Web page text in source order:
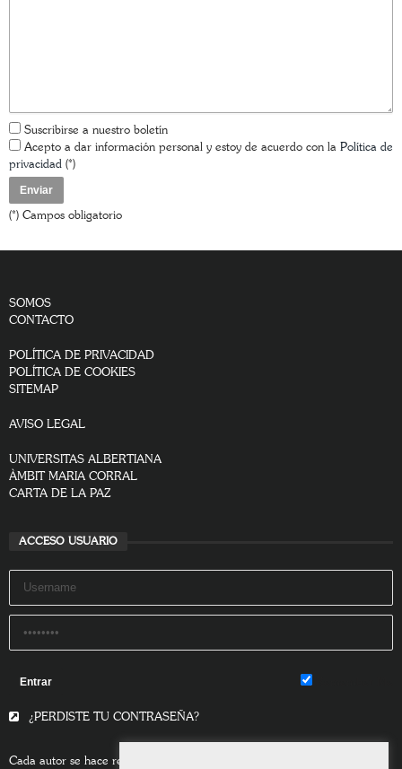
Suscribirse a nuestro boletín
Acepto a dar información personal y estoy de acuerdo con la Política de
privacidad (*)
(*) Campos obligatorio
SOMOS
CONTACTO
POLÍTICA DE PRIVACIDAD
POLÍTICA DE COOKIES
SITEMAP
AVISO LEGAL
UNIVERSITAS ALBERTIANA
ÀMBIT MARIA CORRAL
CARTA DE LA PAZ
ACCESO USUARIO
¿PERDISTE TU CONTRASEÑA?
Cada autor se hace responsable del contenido de sus escritos.